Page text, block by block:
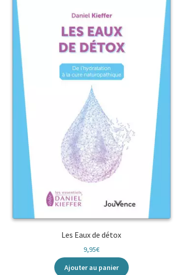
Les Eaux de détox
9,95€
Ajouter au panier